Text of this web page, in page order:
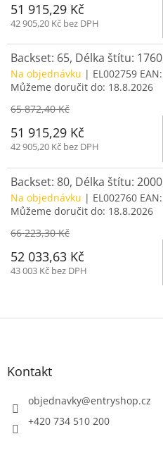
51 915,29 Kč
42 905,20 Kč bez DPH
Backset: 65, Délka štítu: 1760
Na objednávku | EL002759 EAN:
Můžeme doručit do: 18.8.2026
65 872,40 Kč
51 915,29 Kč
42 905,20 Kč bez DPH
Backset: 80, Délka štítu: 2000
Na objednávku | EL002760 EAN:
Můžeme doručit do: 18.8.2026
66 223,30 Kč
52 033,63 Kč
43 003 Kč bez DPH
Z
Kontakt
objednavky@entryshop.cz
+420 734 510 200